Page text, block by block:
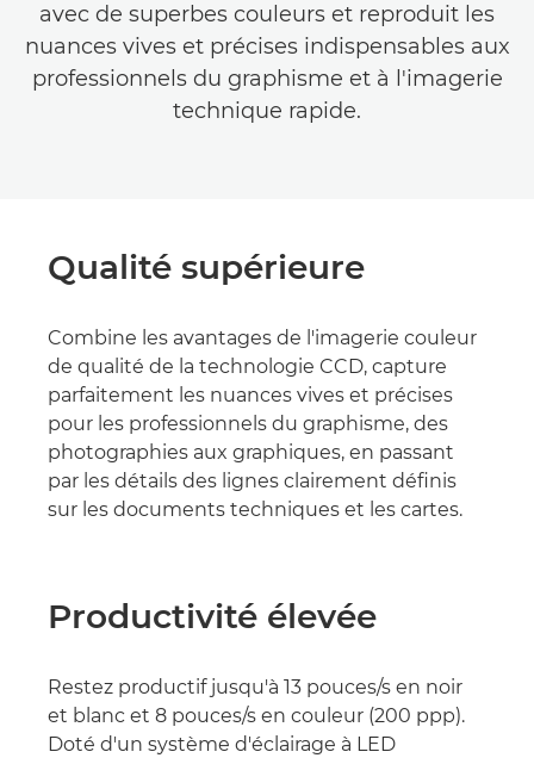
avec de superbes couleurs et reproduit les
nuances vives et précises indispensables aux
professionnels du graphisme et à l'imagerie
technique rapide.
Qualité supérieure
Combine les avantages de l'imagerie couleur
de qualité de la technologie CCD, capture
parfaitement les nuances vives et précises
pour les professionnels du graphisme, des
photographies aux graphiques, en passant
par les détails des lignes clairement définis
sur les documents techniques et les cartes.
Productivité élevée
Restez productif jusqu'à 13 pouces/s en noir
et blanc et 8 pouces/s en couleur (200 ppp).
Doté d'un système d'éclairage à LED